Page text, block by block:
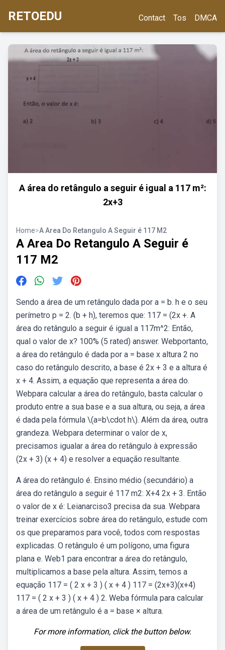
RETOEDU Contact Tos DMCA
A área do retângulo a seguir é igual a 117 m²:
2x+3
Home>A Area Do Retangulo A Seguir é 117 M2
A Area Do Retangulo A Seguir é
117 M2
Sendo a área de um retângulo dada por a = b. h e o seu
perímetro p = 2. (b + h), teremos que: 117 = (2x +. A
área do retângulo a seguir é igual a 117m^2: Então,
qual o valor de x? 100% (5 rated) answer. Webportanto,
a área do retângulo é dada por a = base x altura 2 no
caso do retângulo descrito, a base é 2x + 3 e a altura é
x + 4. Assim, a equação que representa a área do.
Webpara calcular a área do retângulo, basta calcular o
produto entre a sua base e a sua altura, ou seja, a área
é dada pela fórmula \(a=b\cdot h\). Além da área, outra
grandeza. Webpara determinar o valor de x,
precisamos igualar a área do retângulo à expressão
(2x + 3) (x + 4) e resolver a equação resultante.
A área do retângulo é. Ensino médio (secundário) a
área do retângulo a seguir é 117 m2: X+4 2x + 3. Então
o valor de x é: Leianarciso3 precisa da sua. Webpara
treinar exercícios sobre área do retângulo, estude com
os que preparamos para você, todos com respostas
explicadas. O retângulo é um polígono, uma figura
plana e. Web1 para encontrar a área do retângulo,
multiplicamos a base pela altura. Assim, temos a
equação 117 = ( 2 x + 3 ) ( x + 4 ) 117 = (2x+3)(x+4)
117 = ( 2 x + 3 ) ( x + 4 ) 2. Weba fórmula para calcular
a área de um retângulo é a = base × altura.
For more information, click the button below.